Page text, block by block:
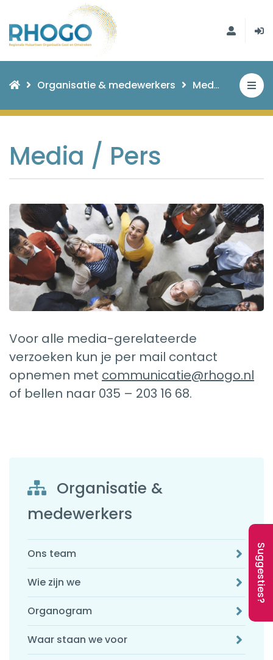
Organisatie & medewerkers Media / Pers
Media / Pers
Voor alle media-gerelateerde
verzoeken kun je per mail contact
opnemen met communicatie@rhogo.nl
of bellen naar 035 – 203 16 68.
Organisatie &
medewerkers
Ons team
Wie zijn we
Organogram
Waar staan we voor
Suggesties?